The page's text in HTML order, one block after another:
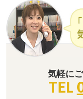
気軽に
TEL